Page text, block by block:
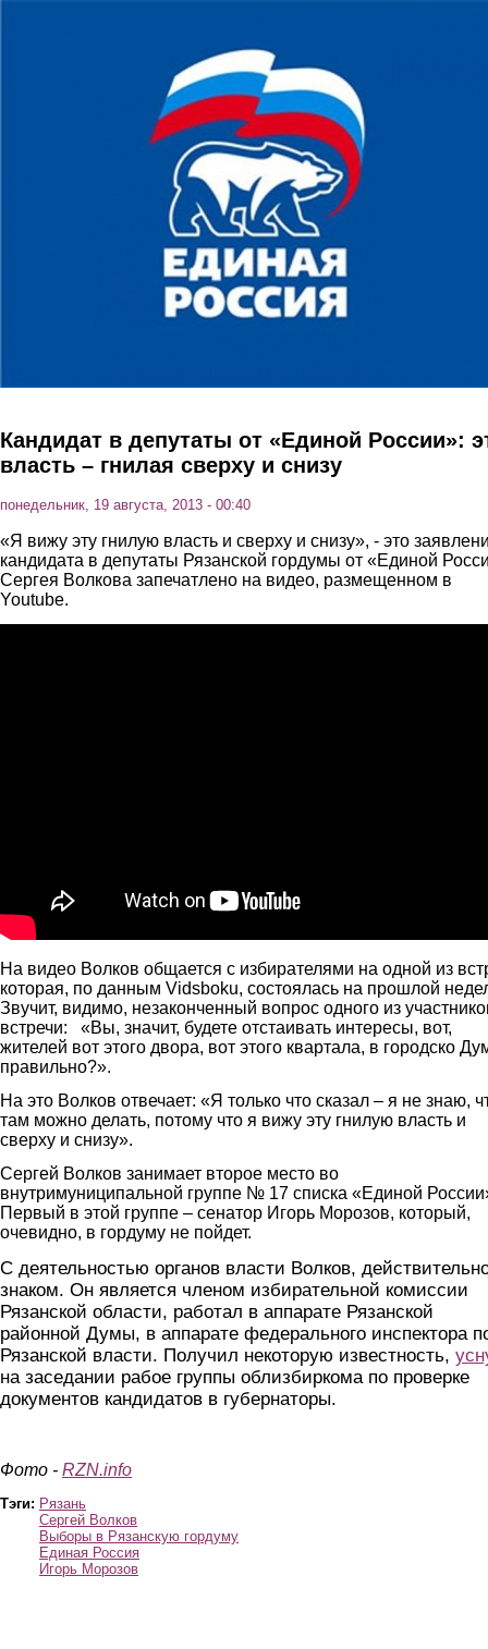
Кандидат в депутаты от «Единой России»:
власть – гнилая сверху и снизу
понедельник, 19 августа, 2013 - 00:40
«Я вижу эту гнилую власть и сверху и снизу», - это
кандидата в депутаты Рязанской гордумы от «Единой
Сергея Волкова запечатлено на видео, размещенном в
Youtube.
На видео Волков общается с избирателями на одной из
которая, по данным Vidsboku, состоялась на прошлой
Звучит, видимо, незаконченный вопрос одного из
встречи: «Вы, значит, будете отстаивать интересы, вот,
жителей вот этого двора, вот этого квартала, в городско
правильно?».
На это Волков отвечает: «Я только что сказал – я не знаю,
там можно делать, потому что я вижу эту гнилую власть и
сверху и снизу».
Сергей Волков занимает второе место во
внутримуниципальной группе № 17 списка «Единой
Первый в этой группе – сенатор Игорь Морозов, который,
очевидно, в гордуму не пойдет.
С деятельностью органов власти Волков,
знаком. Он является членом избирательной комиссии
Рязанской области, работал в аппарате Рязанской
районной Думы, в аппарате федерального инспектора
Рязанской власти. Получил некоторую известность,
на заседании рабое группы облизбиркома по проверке
документов кандидатов в губернаторы.
Фото - RZN.info
Тэги: Рязань
Сергей Волков
Выборы в Рязанскую гордуму
Единая Россия
Игорь Морозов